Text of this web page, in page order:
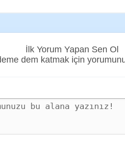
İlk Yorum Yapan Sen Ol
dem katmak için